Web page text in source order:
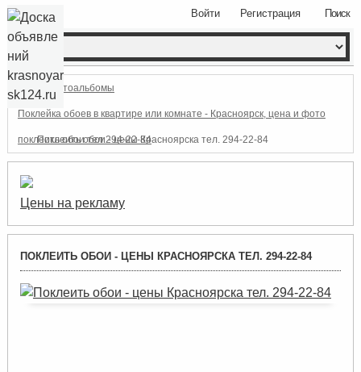
Поиск
Войти Регистрация
Фотоальбомы
Поклейка обоев в квартире или комнате - Красноярск, цена и фото
поклеить обои тел.294-22-84
Поклеить обои - цены Красноярска тел. 294-22-84
Цены на рекламу
ПОКЛЕИТЬ ОБОИ - ЦЕНЫ КРАСНОЯРСКА ТЕЛ. 294-22-84